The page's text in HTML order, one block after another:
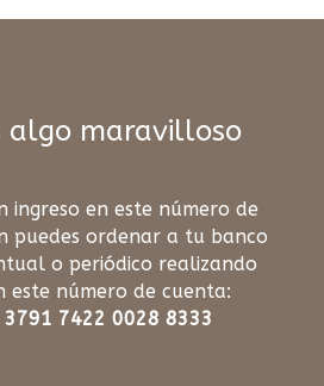
algo maravilloso
ingreso en este número de
puedes ordenar a tu banco
o periódico realizando
este número de cuenta:
3791 7422 0028 8333